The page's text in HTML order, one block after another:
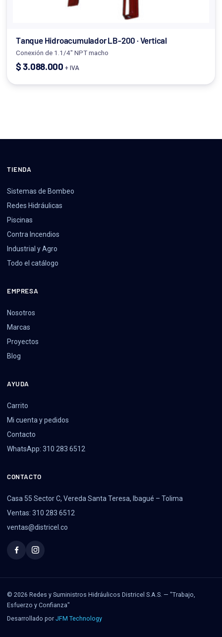
Tanque Hidroacumulador LB-200 · Vertical
Conexión de 1.1/4" NPT macho
$3.088.000 + IVA
TIENDA
Sistemas de Bombeo
Redes Hidráulicas
Piscinas
Contra Incendios
Industrial y Agro
Todo el catálogo
EMPRESA
Nosotros
Marcas
Proyectos
Blog
AYUDA
Carrito
Mi cuenta y pedidos
Contacto
WhatsApp: 310 283 6512
CONTACTO
Casa 55 Sector C, Vereda Santa Teresa, Ibagué – Tolima
Ventas: 310 283 6512
ventas@districel.co
© 2026 Redes y Suministros Hidráulicos Districel S.A.S. — "Trabajo,
Esfuerzo y Confianza"
Desarrollado por JFM Technology